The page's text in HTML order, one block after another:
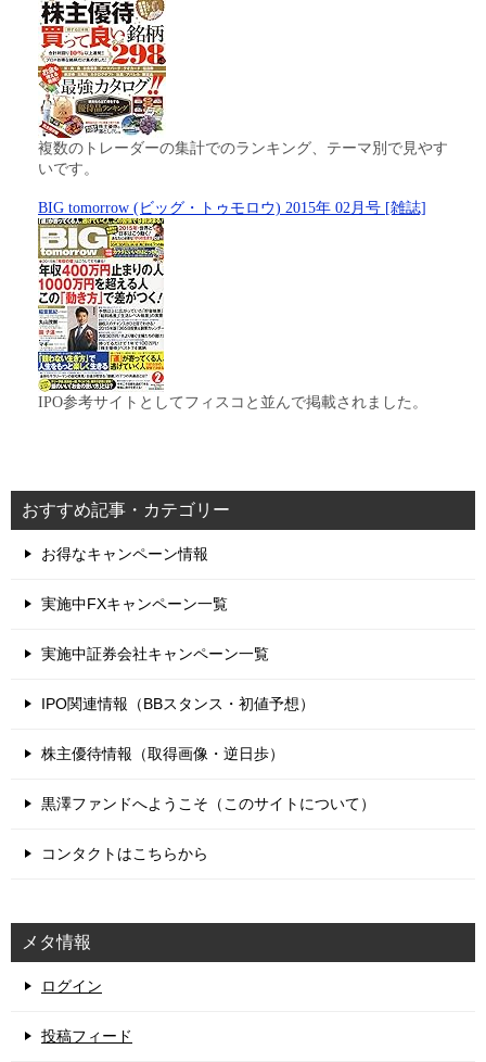
複数のトレーダーの集計でのランキング、テーマ別で見やす
いです。
BIG tomorrow (ビッグ・トゥモロウ) 2015年 02月号 [雑誌]
IPO参考サイトとしてフィスコと並んで掲載されました。
おすすめ記事・カテゴリー
お得なキャンペーン情報
実施中FXキャンペーン一覧
実施中証券会社キャンペーン一覧
IPO関連情報（BBスタンス・初値予想）
株主優待情報（取得画像・逆日歩）
黒澤ファンドへようこそ（このサイトについて）
コンタクトはこちらから
メタ情報
ログイン
投稿フィード